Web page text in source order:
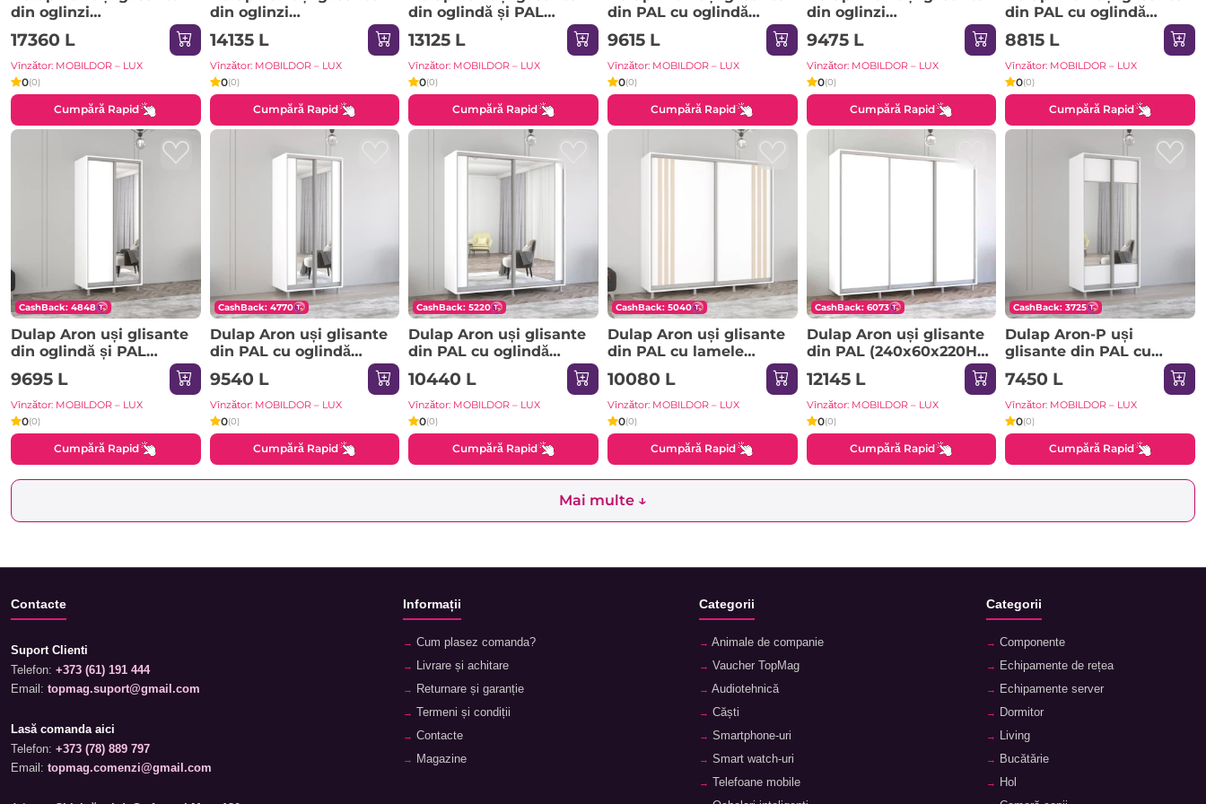
din oglinzi
(370x60x220H cm)
Anthracite
17360 L
Vînzător: MOBILDOR – LUX
0(0)
Cumpără Rapid
din oglinzi
(290x60x200H cm)
Sonoma
14135 L
Vînzător: MOBILDOR – LUX
0(0)
Cumpără Rapid
din oglindă și PAL
(300x60x220H cm) Alb
13125 L
Vînzător: MOBILDOR – LUX
0(0)
Cumpără Rapid
din PAL cu oglindă
orizontal (190x60x210H
cm) Alb Brilliant
9615 L
Vînzător: MOBILDOR – LUX
0(0)
Cumpără Rapid
din oglinzi
(170x60x220H cm)
Sonoma
9475 L
Vînzător: MOBILDOR – LUX
0(0)
Cumpără Rapid
din PAL cu oglindă
zebra (130x60x230H cm)
Anthracite
8815 L
Vînzător: MOBILDOR – LUX
0(0)
Cumpără Rapid
CashBack: 4848
Dulap Aron uși glisante
din oglindă și PAL
(190x60x230H cm) Alb
Brilliant
9695 L
Vînzător: MOBILDOR – LUX
0(0)
Cumpără Rapid
CashBack: 4770
Dulap Aron uși glisante
din PAL cu oglindă
vertical (170x60x240H
cm) Sonoma
9540 L
Vînzător: MOBILDOR – LUX
0(0)
Cumpără Rapid
CashBack: 5220
Dulap Aron uși glisante
din PAL cu oglindă
vertical (210x60x230H
cm) Alb Brilliant
10440 L
Vînzător: MOBILDOR – LUX
0(0)
Cumpără Rapid
CashBack: 5040
Dulap Aron uși glisante
din PAL cu lamele
(210x60x220H cm)
Anthracite
10080 L
Vînzător: MOBILDOR – LUX
0(0)
Cumpără Rapid
CashBack: 6073
Dulap Aron uși glisante
din PAL (240x60x220H
cm) Sonoma
12145 L
Vînzător: MOBILDOR – LUX
0(0)
Cumpără Rapid
CashBack: 3725
Dulap Aron-P uși
glisante din PAL cu
oglindă orizontal
(100x60x200H cm) Alb
Brilliant
7450 L
Vînzător: MOBILDOR – LUX
0(0)
Cumpără Rapid
Mai multe ↓
Contacte
Suport Clienti
Telefon: +373 (61) 191 444
Email: topmag.suport@gmail.com
Lasă comanda aici
Telefon: +373 (78) 889 797
Email: topmag.comenzi@gmail.com
Informații
Cum plasez comanda?
Livrare și achitare
Returnare și garanție
Termeni și condiții
Contacte
Magazine
Categorii
Animale de companie
Vaucher TopMag
Audiotehnică
Căști
Smartphone-uri
Smart watch-uri
Telefoane mobile
Categorii
Componente
Echipamente de rețea
Echipamente server
Dormitor
Living
Bucătărie
Hol